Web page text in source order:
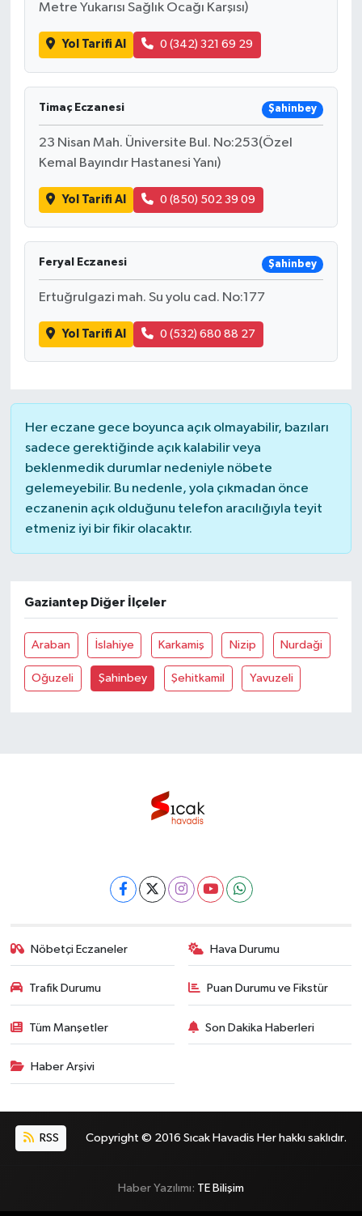
Metre Yukarısı Sağlık Ocağı Karşısı)
Yol Tarifi Al 0 (342) 321 69 29
Timaç Eczanesi Şahinbey
23 Nisan Mah. Üniversite Bul. No:253(Özel
Kemal Bayındır Hastanesi Yanı)
Yol Tarifi Al 0 (850) 502 39 09
Feryal Eczanesi Şahinbey
Ertuğrulgazi mah. Su yolu cad. No:177
Yol Tarifi Al 0 (532) 680 88 27
Her eczane gece boyunca açık olmayabilir, bazıları
sadece gerektiğinde açık kalabilir veya
beklenmedik durumlar nedeniyle nöbete
gelemeyebilir. Bu nedenle, yola çıkmadan önce
eczanenin açık olduğunu telefon aracılığıyla teyit
etmeniz iyi bir fikir olacaktır.
Gaziantep Diğer İlçeler
Araban İslahiye Karkamiş Nizip Nurdaği
Oğuzeli Şahinbey Şehitkamil Yavuzeli
Nöbetçi Eczaneler Hava Durumu
Trafik Durumu Puan Durumu ve Fikstür
Tüm Manşetler Son Dakika Haberleri
Haber Arşivi
RSS Copyright © 2016 Sıcak Havadis Her hakkı saklıdır.
Haber Yazılımı: TE Bilişim